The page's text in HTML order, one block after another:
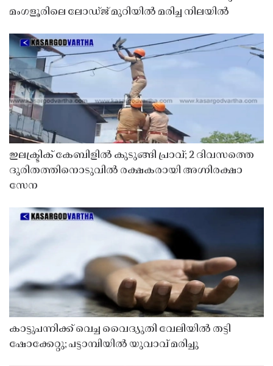
മംഗളൂരിലെ ലോഡ്ജ് മുറിയിൽ മരിച്ച നിലയിൽ
ഇലക്ട്രിക് കേബിളിൽ കുടുങ്ങി പ്രാവ്; 2 ദിവസത്തെ
ദുരിതത്തിനൊടുവിൽ രക്ഷകരായി അഗ്നിരക്ഷാ
സേന
കാട്ടുപന്നിക്ക് വെച്ച വൈദ്യുതി വേലിയിൽ തട്ടി
ഷോക്കേറ്റു; പട്ടാമ്പിയിൽ യുവാവ് മരിച്ചു